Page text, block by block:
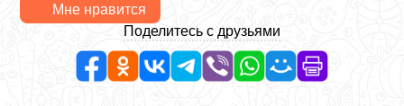
Мне нравится
Поделитесь с друзьями